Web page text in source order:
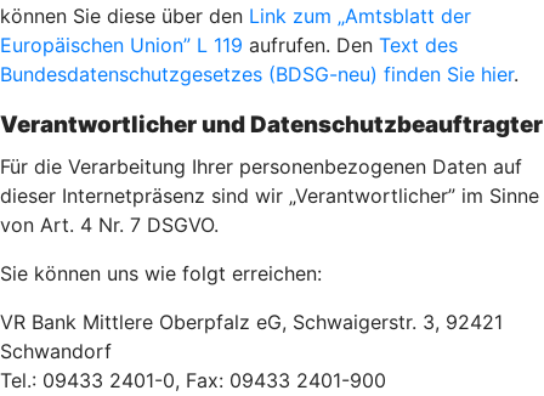
können Sie diese über den Link zum „Amtsblatt der
Europäischen Union” L 119 aufrufen. Den Text des
Bundesdatenschutzgesetzes (BDSG-neu) finden Sie hier.
Verantwortlicher und Datenschutzbeauftragter
Für die Verarbeitung Ihrer personenbezogenen Daten auf
dieser Internetpräsenz sind wir „Verantwortlicher” im Sinne
von Art. 4 Nr. 7 DSGVO.
Sie können uns wie folgt erreichen:
VR Bank Mittlere Oberpfalz eG, Schwaigerstr. 3, 92421
Schwandorf
Tel.: 09433 2401-0, Fax: 09433 2401-900